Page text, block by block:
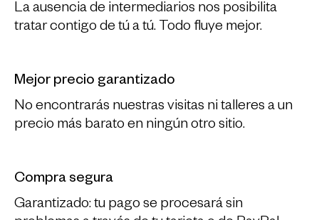
La ausencia de intermediarios nos posibilita
tratar contigo de tú a tú. Todo fluye mejor.
Mejor precio garantizado
No encontrarás nuestras visitas ni talleres a un
precio más barato en ningún otro sitio.
Compra segura
Garantizado: tu pago se procesará sin